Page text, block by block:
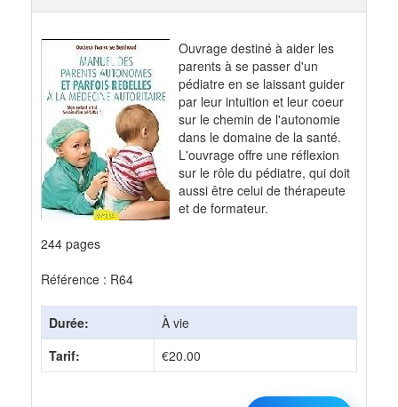
Ouvrage destiné à aider les
parents à se passer d'un
pédiatre en se laissant guider
par leur intuition et leur coeur
sur le chemin de l'autonomie
dans le domaine de la santé.
L'ouvrage offre une réflexion
sur le rôle du pédiatre, qui doit
aussi être celui de thérapeute
et de formateur.
244 pages
Référence : R64
Durée:
À vie
Tarif:
€20.00